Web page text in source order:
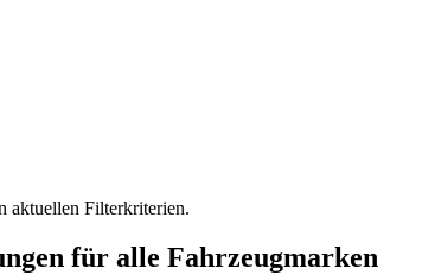
aktuellen Filterkriterien.
für alle Fahrzeugmarken